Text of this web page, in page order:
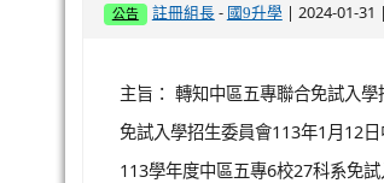
公告 註冊組長- 國9升學| 2024-01-31
主旨： 轉知中區五專聯合免試入
免試入學招生委員會113年1月12
113學年度中區五專6校27科系免